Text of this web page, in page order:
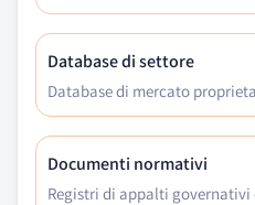
Database di settore
Database di mercato
Documenti normativi
Registri di appalti